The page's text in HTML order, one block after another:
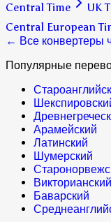
Central Time
UK
Central European
← Все конвертеры
Популярные
Арамейский
Латинский
Шумерский
Баварский